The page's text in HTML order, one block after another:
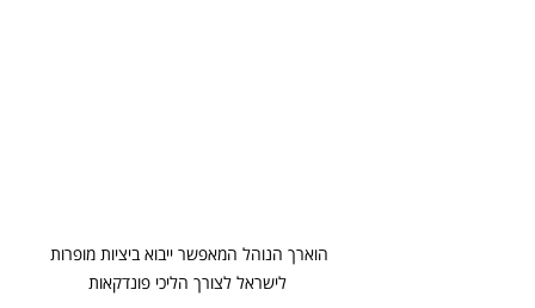
הוארך הנוהל המאפשר ייבוא ביציות מופרות
לישראל לצורך הליכי פונדקאות